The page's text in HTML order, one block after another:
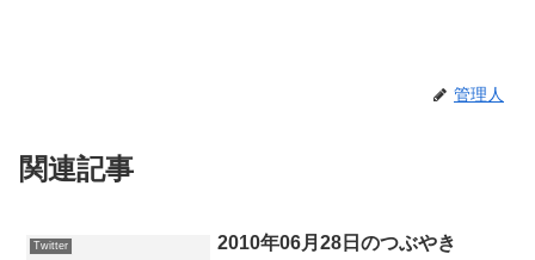
管理人
関連記事
Twitter 2010年06月28日のつぶやき